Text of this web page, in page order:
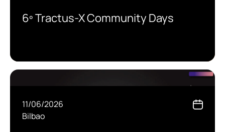
6º Tractus-X Community Days
11/06/2026
Bilbao